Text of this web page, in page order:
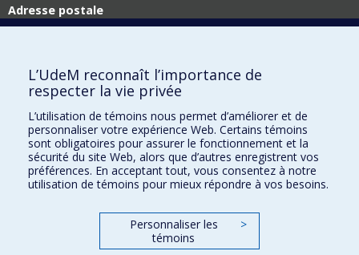
Adresse postale
Technologies de l'information
Montréal (Québec)
H3C 3J7
Adresse civique
Technologies de l'information
Pavillon Roger-Gaudry
2900, boul. Édouard-Montpetit
Montréal (Québec)
L’UdeM reconnaît l’importance de
respecter la vie privée
L’utilisation de témoins nous permet d’améliorer et de
personnaliser votre expérience Web. Certains témoins
sont obligatoires pour assurer le fonctionnement et la
sécurité du site Web, alors que d’autres enregistrent vos
préférences. En acceptant tout, vous consentez à notre
utilisation de témoins pour mieux répondre à vos besoins.
Personnaliser les
témoins
>